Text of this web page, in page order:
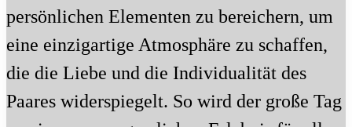
persönlichen Elementen zu bereichern, um
eine einzigartige Atmosphäre zu schaffen,
die die Liebe und die Individualität des
Paares widerspiegelt. So wird der große Tag